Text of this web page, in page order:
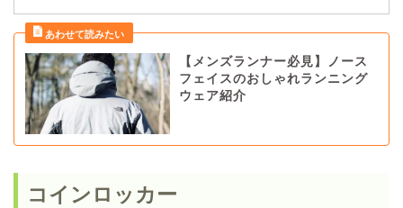
【メンズランナー必見】ノース
フェイスのおしゃれランニング
ウェア紹介
コインロッカー